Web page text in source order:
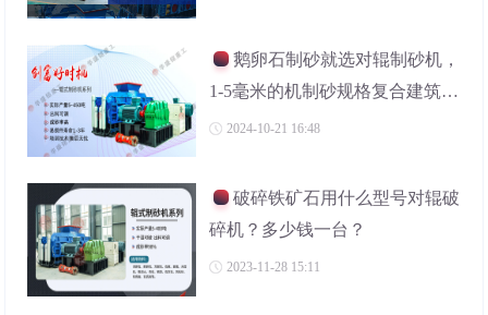
鹅卵石制砂就选对辊制砂机，
1-5毫米的机制砂规格复合建筑需
求 2024-10-21 16:48
破碎铁矿石用什么型号对辊破
碎机？多少钱一台？
2023-11-28 15:11